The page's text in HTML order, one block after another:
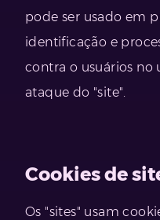
pode ser usado em
identificação e
contra o usuários no
ataque do "site".
Cookies de
Os "sites" usam